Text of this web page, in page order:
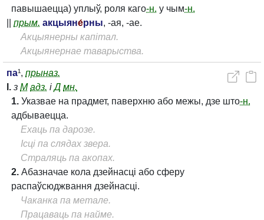
павышаецца) уплыў, роля каго-н. у чым-н.
прым. акцыяне́рны, -ая, -ае.
Акцыянерны капітал.
Акцыянернае таварыства.
па¹, прыназ.
I. з М адз. і Д мн.
1. Указвае на прадмет, паверхню або межы, дзе што-н.
адбываецца.
Ехаць па дарозе.
Ісці па слядах звера.
Страляць па акопах.
2. Абазначае кола дзейнасці або сферу
распаўсюджвання дзейнасці.
Чаканка па метале.
Працаваць па найме.